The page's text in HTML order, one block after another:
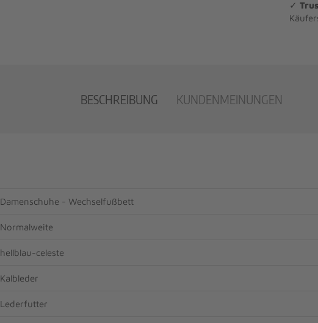
✓
BESCHREIBUNG KUNDENMEINUNGEN
Damenschuhe - Wechselfußbett
Normalweite
hellblau-celeste
Kalbleder
Lederfutter